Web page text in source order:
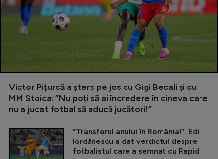
Victor Pițurcă a șters pe jos cu Gigi Becali și cu
MM Stoica: ”Nu poți să ai încredere în cineva care
nu a jucat fotbal să aducă jucători!”
”Transferul anului în România!”. Edi
Iordănescu a dat verdictul despre
fotbalistul care a semnat cu Rapid